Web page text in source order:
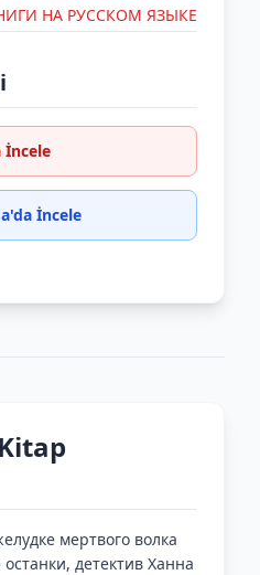
НА РУССКОМ ЯЗЫКЕ
İncele
İncele
мертвого волка
детектив Ханна